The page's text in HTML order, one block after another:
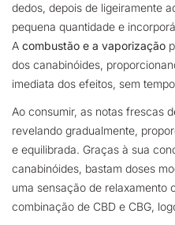
dedos, depois de ligeiramente
pequena quantidade e
A combustão e a vaporização
dos canabinóides,
imediata dos efeitos, sem
Ao consumir, as notas frescas
revelando gradualmente,
e equilibrada. Graças à sua
canabinóides, bastam doses
uma sensação de relaxamento
combinação de CBD e CBG,